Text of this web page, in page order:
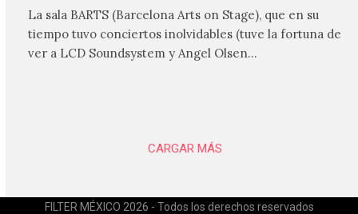
La sala BARTS (Barcelona Arts on Stage), que en su
tiempo tuvo conciertos inolvidables (tuve la fortuna de
ver a LCD Soundsystem y Angel Olsen…
CARGAR MÁS
FILTER MÉXICO 2026 - Todos los derechos reservados